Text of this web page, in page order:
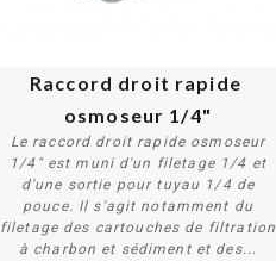
Acheter
Raccord droit rapide
osmoseur 1/4"
Le raccord droit rapide osmoseur
1/4" est muni d'un filetage 1/4 et
d'une sortie pour tuyau 1/4 de
pouce. Il s'agit notamment du
filetage des cartouches de filtration
à charbon et sédiment et des...